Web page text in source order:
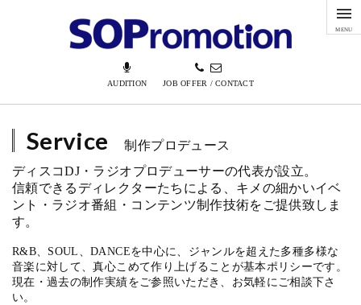
AUDITION JOB OFFER / CONTACT
MENU
Service
制作プロデュース
ディスコDJ・ラジオプロデューサーの代表が設立。
信頼できるディレクターたちによる、キメの細かいイベ
ント・ラジオ番組・コンテンツ制作技術をご提供致しま
す。
R&B、SOUL、DANCEを中心に、ジャンルを超えた多種多様な
音楽に対して、真心こめて作り上げることが基本ポリシーです。
現在・過去の制作実績をご参照いただき、お気軽にご相談下さ
い。